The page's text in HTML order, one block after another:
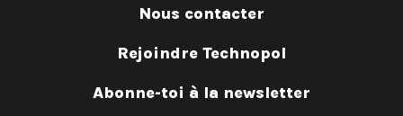
Nous contacter
Rejoindre Technopol
Abonne-toi à la newsletter